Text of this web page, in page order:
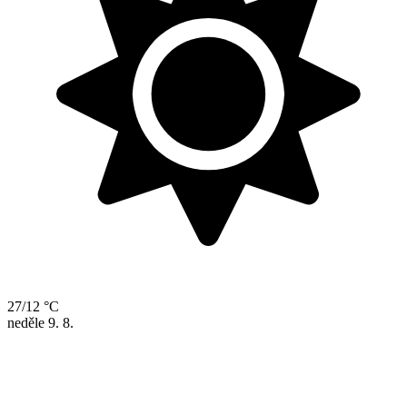
27/12 °C
neděle 9. 8.